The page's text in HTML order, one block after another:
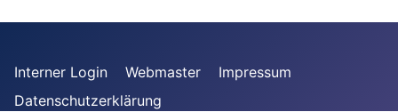
Interner Login Webmaster
Impressum
Datenschutzerklärung